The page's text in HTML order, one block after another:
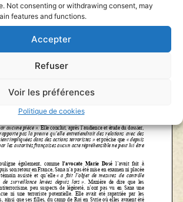
Not consenting or withdrawing consent, may
features and functions.
Accepter
Refuser
Voir les préférences
Politique de cookies